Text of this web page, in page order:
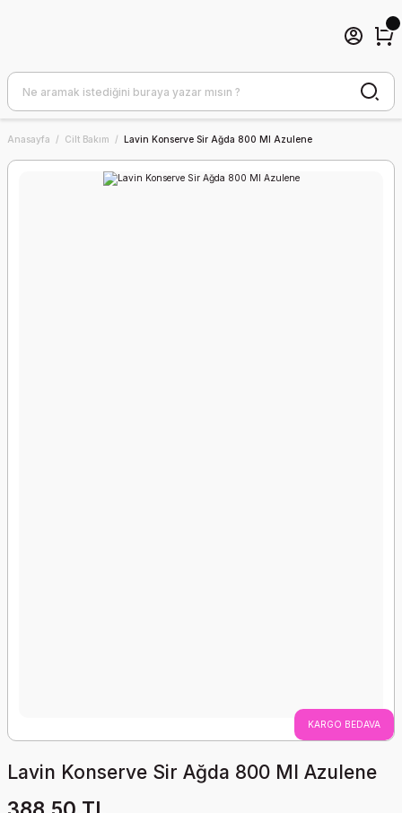
Anasayfa Cilt Bakım Lavin Konserve Sir Ağda 800 Ml Azulene
KARGO BEDAVA
Lavin Konserve Sir Ağda 800 Ml Azulene